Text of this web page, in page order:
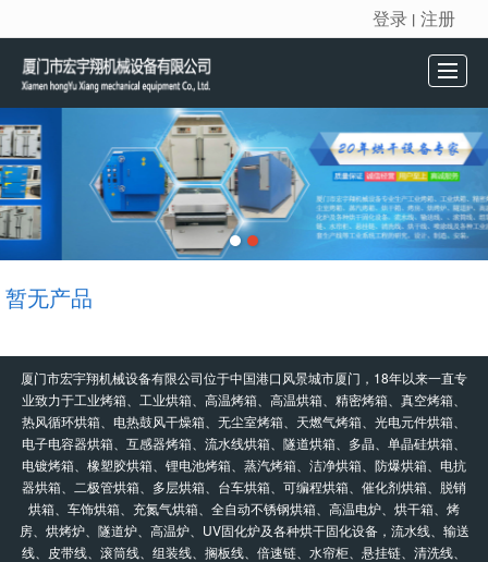
很遗憾，因您的浏览器版本过低导致无法获得最佳浏览体验，推荐下载安装谷歌浏览器！
登录 丨 注册
首页 新闻动态 公司介绍 留言反馈 联系我们
暂无产品
厦门市宏宇翔机械设备有限公司位于中国港口风景城市厦门，18年以来一直专
业致力于工业烤箱、工业烘箱、高温烤箱、高温烘箱、精密烤箱、真空烤箱、
热风循环烘箱、电热鼓风干燥箱、无尘室烤箱、天燃气烤箱、光电元件烘箱、
电子电容器烘箱、互感器烤箱、流水线烘箱、隧道烘箱、多晶、单晶硅烘箱、
电镀烤箱、橡塑胶烘箱、锂电池烤箱、蒸汽烤箱、洁净烘箱、防爆烘箱、电抗
器烘箱、二极管烘箱、多层烘箱、台车烘箱、可编程烘箱、催化剂烘箱、脱销
烘箱、车饰烘箱、充氮气烘箱、全自动不锈钢烘箱、高温电炉、烘干箱、烤
房、烘烤炉、隧道炉、高温炉、UV固化炉及各种烘干固化设备，流水线、输送
线、皮带线、滚筒线、组装线、搁板线、倍速链、水帘柜、悬挂链、清洗线、